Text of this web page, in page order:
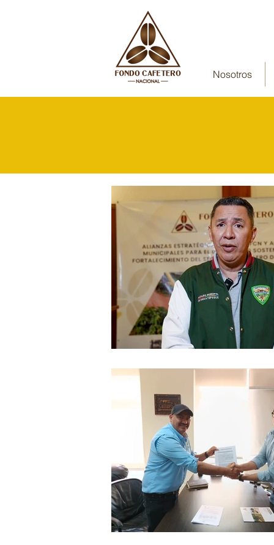
Nosotros